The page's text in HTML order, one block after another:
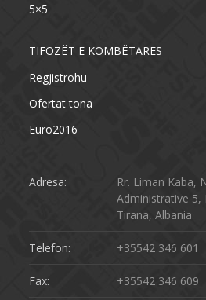
5×5
TIFOZËT E KOMBËTARES
Regjistrohu
Ofertat tona
Euro2016
Adresa:
Rr. Liman Kaba,
Administrative 5,
Tirana, Albania
Telefon: +35542 346 601
Fax: +35542 346 609